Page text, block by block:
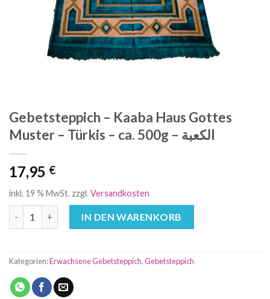
Gebetsteppich – Kaaba Haus Gottes
Muster – Türkis – ca. 500g – الكعبة
17,95 €
inkl. 19 % MwSt. zzgl.Versandkosten
IN DEN WARENKORB
Kategorien:Erwachsene Gebetsteppich,Gebetsteppich